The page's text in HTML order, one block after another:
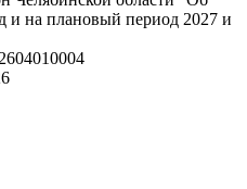
и на плановый период 2027 и